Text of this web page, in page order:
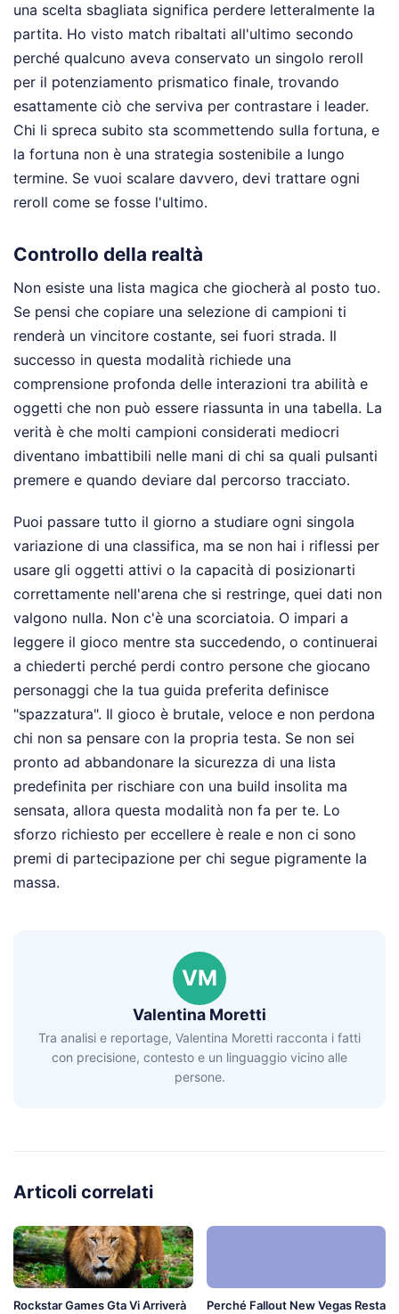
una scelta sbagliata significa perdere letteralmente la
partita. Ho visto match ribaltati all'ultimo secondo
perché qualcuno aveva conservato un singolo reroll
per il potenziamento prismatico finale, trovando
esattamente ciò che serviva per contrastare i leader.
Chi li spreca subito sta scommettendo sulla fortuna, e
la fortuna non è una strategia sostenibile a lungo
termine. Se vuoi scalare davvero, devi trattare ogni
reroll come se fosse l'ultimo.
Controllo della realtà
Non esiste una lista magica che giocherà al posto tuo.
Se pensi che copiare una selezione di campioni ti
renderà un vincitore costante, sei fuori strada. Il
successo in questa modalità richiede una
comprensione profonda delle interazioni tra abilità e
oggetti che non può essere riassunta in una tabella. La
verità è che molti campioni considerati mediocri
diventano imbattibili nelle mani di chi sa quali pulsanti
premere e quando deviare dal percorso tracciato.
Puoi passare tutto il giorno a studiare ogni singola
variazione di una classifica, ma se non hai i riflessi per
usare gli oggetti attivi o la capacità di posizionarti
correttamente nell'arena che si restringe, quei dati non
valgono nulla. Non c'è una scorciatoia. O impari a
leggere il gioco mentre sta succedendo, o continuerai
a chiederti perché perdi contro persone che giocano
personaggi che la tua guida preferita definisce
"spazzatura". Il gioco è brutale, veloce e non perdona
chi non sa pensare con la propria testa. Se non sei
pronto ad abbandonare la sicurezza di una lista
predefinita per rischiare con una build insolita ma
sensata, allora questa modalità non fa per te. Lo
sforzo richiesto per eccellere è reale e non ci sono
premi di partecipazione per chi segue pigramente la
massa.
VM
Valentina Moretti
Tra analisi e reportage, Valentina Moretti racconta i fatti
con precisione, contesto e un linguaggio vicino alle
persone.
Articoli correlati
Rockstar Games Gta Vi Arriverà Perché Fallout New Vegas Resta